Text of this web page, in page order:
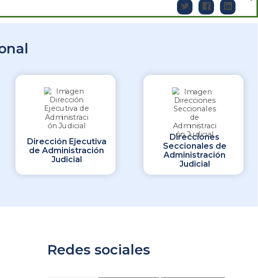
Dirección Ejecutiva
de Administración
Judicial
Direcciones
Seccionales de
Administración
Judicial
Redes sociales